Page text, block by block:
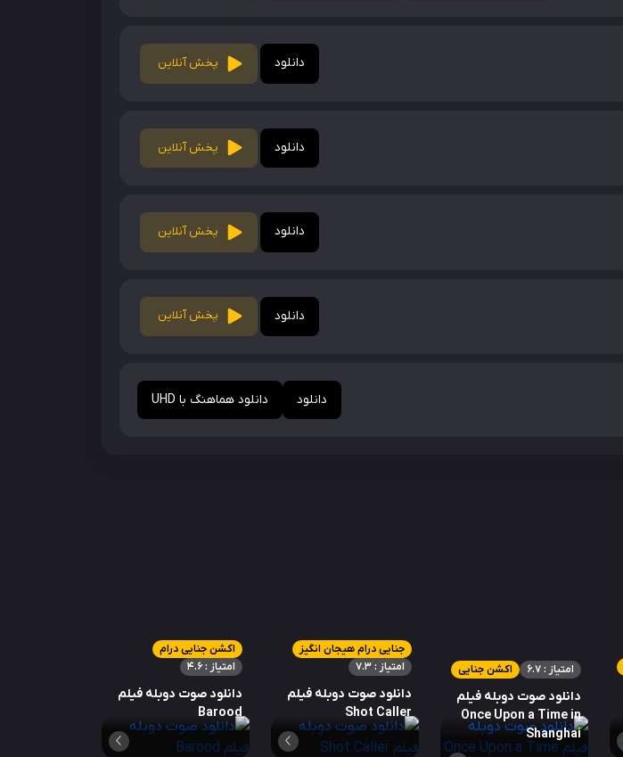
دانلود پخش آنلاین
دانلود پخش آنلاین
دانلود پخش آنلاین
دانلود پخش آنلاین
دانلود دانلود هماهنگ با UHD
اکشن جنایی امتیاز : 6.7
دانلود صوت دوبله فیلم
Once Upon a Time in
Shanghai
جنایی درام هیجان انگیز
امتیاز : 7.3
دانلود صوت دوبله فیلم
Shot Caller
اکشن جنایی درام
امتیاز : 4.6
دانلود صوت دوبله فیلم
Barood